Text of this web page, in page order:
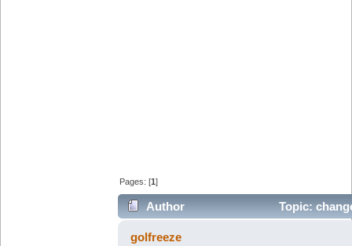
Pages: [1]
Author
Topic:
times)
golfreeze